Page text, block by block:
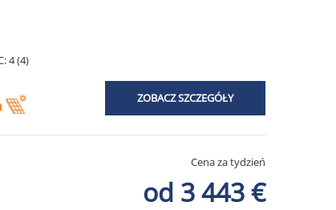
4 (4)
ZOBACZ SZCZEGÓŁY
Cena za tydzień
od 3 443 €